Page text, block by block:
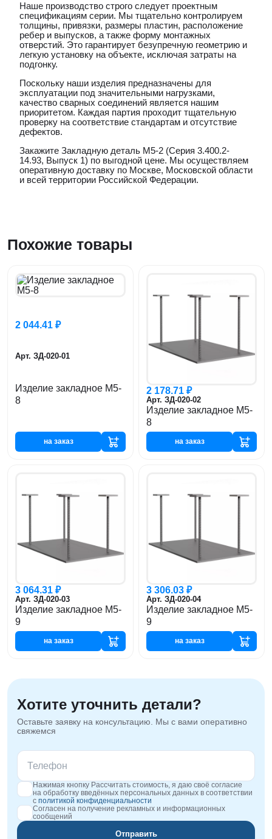
Наше производство строго следует проектным
спецификациям серии. Мы тщательно контролируем
толщины, привязки, размеры пластин, расположение
ребер и выпусков, а также форму монтажных
отверстий. Это гарантирует безупречную геометрию и
легкую установку на объекте, исключая затраты на
подгонку.
Поскольку наши изделия предназначены для
эксплуатации под значительными нагрузками,
качество сварных соединений является нашим
приоритетом. Каждая партия проходит тщательную
проверку на соответствие стандартам и отсутствие
дефектов.
Закажите Закладную деталь М5-2 (Серия 3.400.2-
14.93, Выпуск 1) по выгодной цене. Мы осуществляем
оперативную доставку по Москве, Московской области
и всей территории Российской Федерации.
Похожие товары
2 044.41 ₽
Арт. ЗД-020-01
Изделие закладное М5-
8
на заказ
2 178.71 ₽
Арт. ЗД-020-02
Изделие закладное М5-
8
на заказ
3 064.31 ₽
Арт. ЗД-020-03
Изделие закладное М5-
9
на заказ
3 306.03 ₽
Арт. ЗД-020-04
Изделие закладное М5-
9
на заказ
Хотите уточнить детали?
Оставьте заявку на консультацию. Мы с вами оперативно
свяжемся
Нажимая кнопку Рассчитать стоимость, я даю своё согласие
на обработку введённых персональных данных в соответствии
с политикой конфиденциальности
Согласен на получение рекламных и информационных
сообщений
Отправить